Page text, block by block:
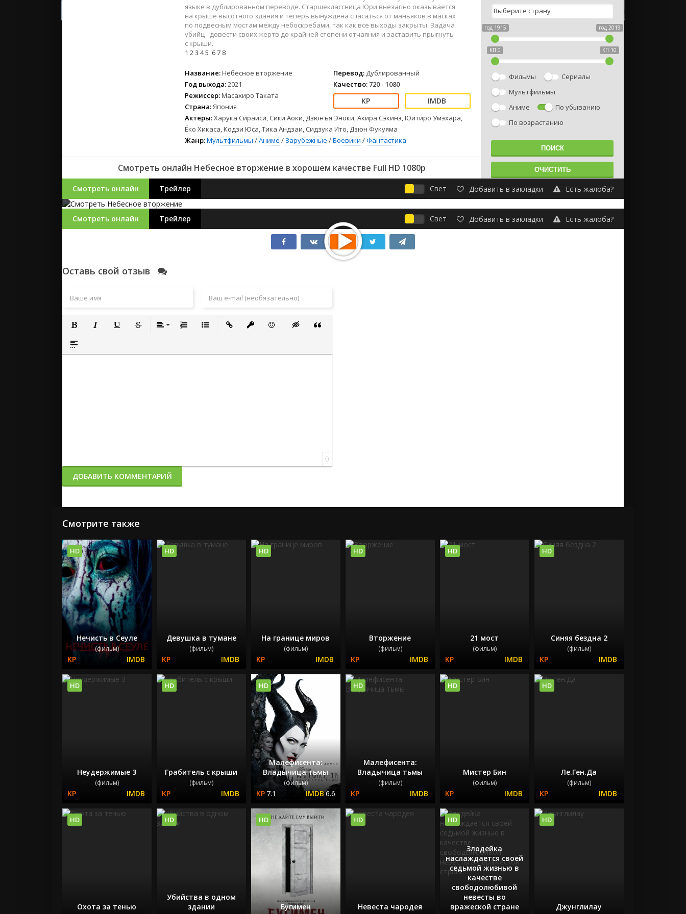
2022
2021
Русские
Зарубежные
Детские
Драмы
Комедии
Спорт
Триллеры
2022
2021
Зарубежные
Фильмы из соцетей
языке в дублированном переводе. Старшеклассница Юри внезапно оказывается
на крыше высотного здания и теперь вынуждена спасаться от маньяков в масках
по подвесным мостам между небоскребами, так как все выходы закрыты. Задача
убийц - довести своих жертв до крайней степени отчаяния и заставить прыгнуть
с крыши.
1 23 45 67 8
Название:Небесное вторжение
Год выхода:2021
Режиссер:Масахиро Таката
Страна:Япония
Перевод: Дублированный
Качество: 720 - 1080
Актеры:Харука Сираиси, Сики Аоки, Дзюнъя Эноки, Акира Сэкинэ, Юитиро Умэхара,
Ёко Хикаса, Кодзи Юса, Тика Андзаи, Сидзука Ито, Дзюн Фукуяма
Жанр:Мультфильмы /Аниме / Зарубежные /Боевики /Фантастика
Смотреть онлайн Небесное вторжение в хорошем качестве Full HD 1080p
год 1915 год 2019
КП 0 КП 10
Фильмы
Сериалы
Мультфильмы
Аниме
По убыванию
По возрастанию
Смотреть онлайн Трейлер Свет Добавить в закладки Есть жалоба?
Смотреть онлайн Трейлер Свет Добавить в закладки Есть жалоба?
Оставь свой отзыв
Полужирный
Вставка спойлера
0
ДОБАВИТЬ КОММЕНТАРИЙ
Смотрите также
Нечисть в Сеуле
(фильм)
HD
Девушка в тумане
(фильм)
HD
На границе миров
(фильм)
HD
Вторжение
(фильм)
HD
21 мост
(фильм)
HD
Синяя бездна 2
(фильм)
HD
Неудержимые 3
(фильм)
HD
Грабитель с крыши
(фильм)
HD
Малефисента:
Владычица тьмы
(фильм)
7.1 6.6
HD
Малефисента:
Владычица тьмы
(фильм)
HD
Мистер Бин
(фильм)
HD
Ле.Ген.Да
(фильм)
HD
Охота за тенью
HD
Убийства в одном
здании
HD
Бугимен
HD
Невеста чародея
HD
Злодейка
наслаждается своей
седьмой жизнью в
качестве
свободолюбивой
невесты во
вражеской стране
HD
Джунглилау
HD